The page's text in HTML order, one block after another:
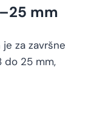
mm
za završne
do 25 mm,